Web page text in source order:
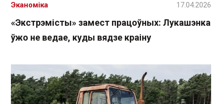
«Экстрэмісты» замест працоўных: Лукашэнка
ўжо не ведае, куды вядзе краіну
Эканоміка 17.04.2026